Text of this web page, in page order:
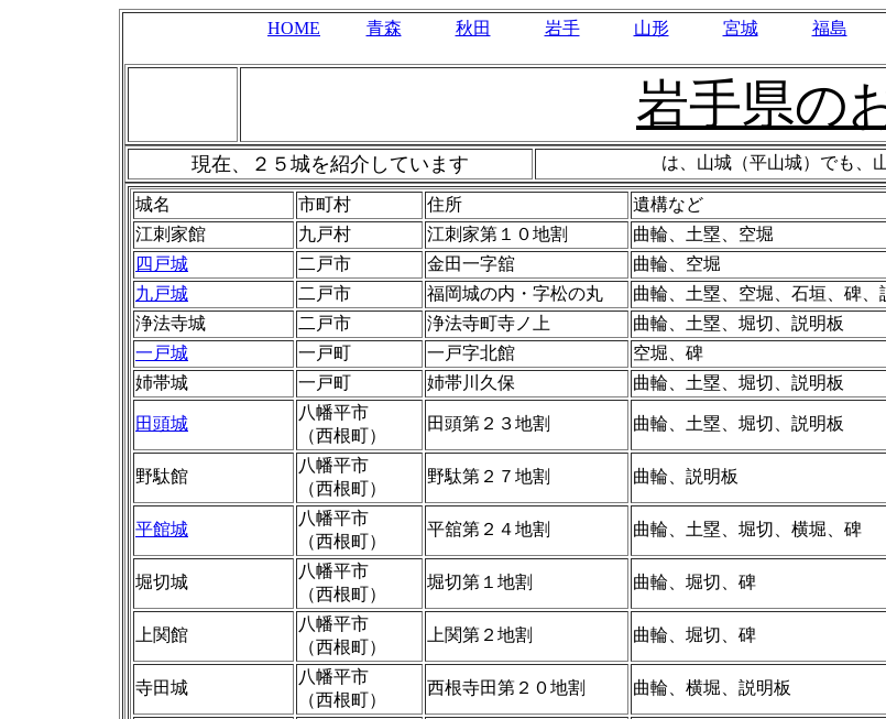
HOME 青森 秋田 岩手 山形 宮城 福島
岩手県の
現在、２５城を紹介しています は、山城（平山城）でも、
城名 市町村 住所 遺構など
江刺家館
九戸村 江刺家第１０地割 曲輪、土塁、空堀
四戸城
二戸市 金田一字舘 曲輪、空堀
九戸城
二戸市 福岡城の内・字松の丸 曲輪、土塁、空堀、石垣、碑、
浄法寺城
二戸市 浄法寺町寺ノ上 曲輪、土塁、堀切、説明板
一戸城
一戸町 一戸字北館 空堀、碑
姉帯城
一戸町 姉帯川久保 曲輪、土塁、堀切、説明板
田頭城
八幡平市
（西根町）
田頭第２３地割 曲輪、土塁、堀切、説明板
野駄館
八幡平市
（西根町）
野駄第２７地割 曲輪、説明板
平館城
八幡平市
（西根町）
平舘第２４地割 曲輪、土塁、堀切、横堀、碑
堀切城
八幡平市
（西根町）
堀切第１地割 曲輪、堀切、碑
上関館
八幡平市
（西根町）
上関第２地割 曲輪、堀切、碑
寺田城
八幡平市
（西根町）
西根寺田第２０地割 曲輪、横堀、説明板